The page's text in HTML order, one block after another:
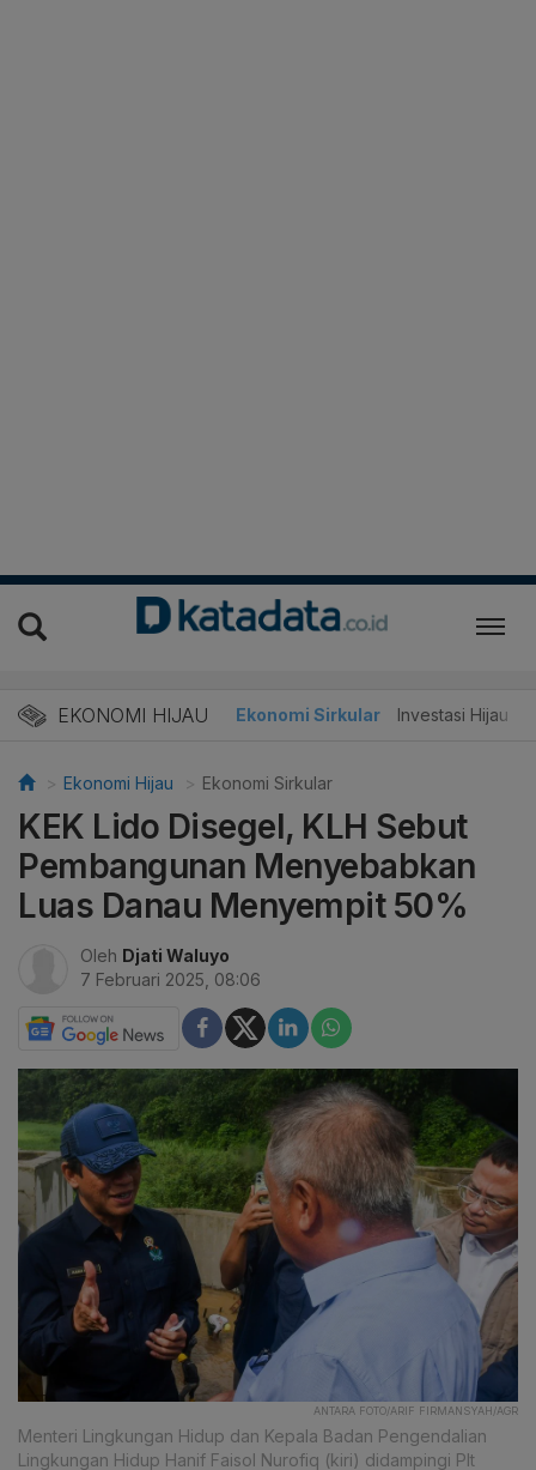
EKONOMI HIJAU
Energi Baru Ekonomi Sirkular Investasi Hijau
Ekonomi Hijau Ekonomi Sirkular
KEK Lido Disegel, KLH Sebut
Pembangunan Menyebabkan
Luas Danau Menyempit 50%
Oleh Djati Waluyo
7 Februari 2025, 08:06
ANTARA FOTO/ARIF FIRMANSYAH/AGR
Menteri Lingkungan Hidup dan Kepala Badan Pengendalian
Lingkungan Hidup Hanif Faisol Nurofiq (kiri) didampingi Plt